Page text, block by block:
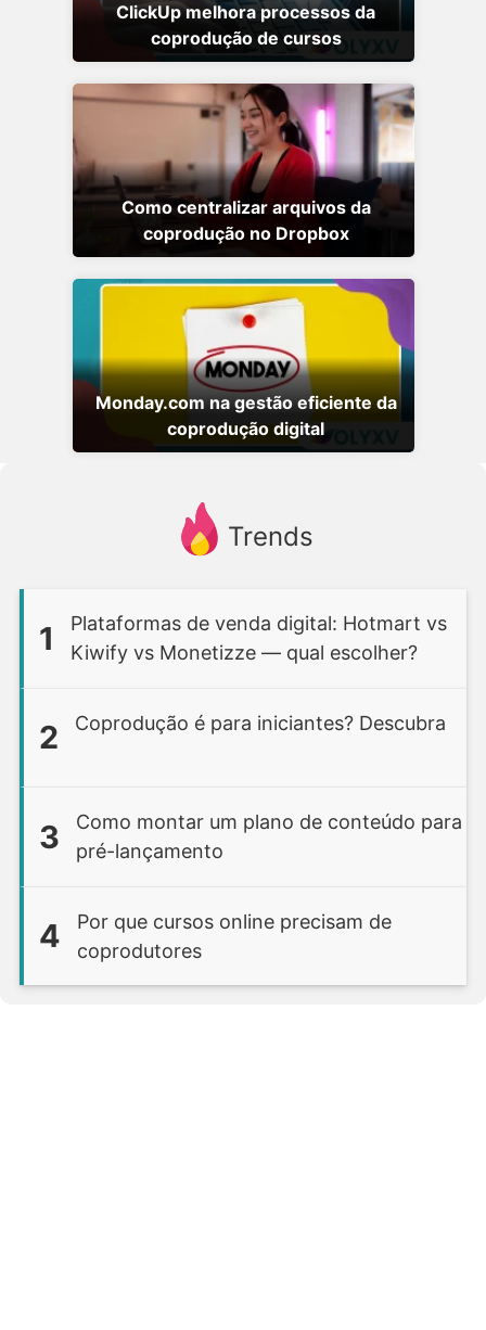
ClickUp melhora processos da
coprodução de cursos
Como centralizar arquivos da
coprodução no Dropbox
Monday.com na gestão eficiente da
coprodução digital
Trends
1
Plataformas de venda digital: Hotmart vs
Kiwify vs Monetizze — qual escolher?
2 Coprodução é para iniciantes? Descubra
3
Como montar um plano de conteúdo para
pré-lançamento
4
Por que cursos online precisam de
coprodutores